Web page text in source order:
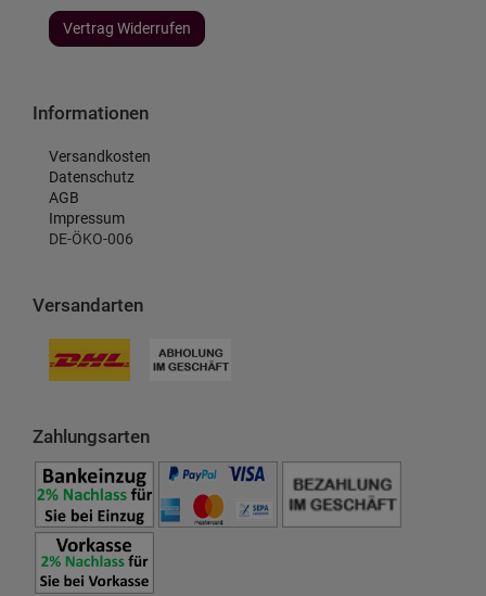
Vertrag Widerrufen
Informationen
Versandkosten
Datenschutz
AGB
Impressum
DE-ÖKO-006
Versandarten
Zahlungsarten